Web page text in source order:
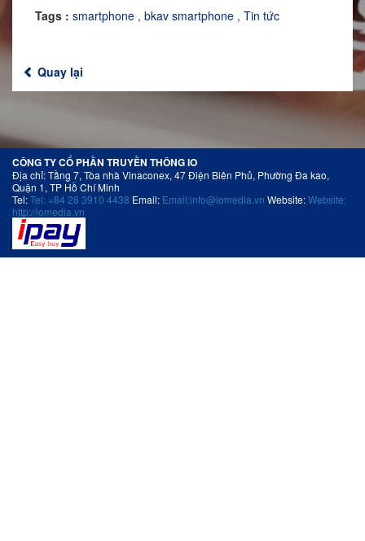
Quay lại
Tags : smartphone , bkav smartphone , Tin tức
CÔNG TY CỔ PHẦN TRUYỀN THÔNG IO
Địa chỉ: Tầng 7, Tòa nhà Vinaconex, 47 Điện Biên Phủ, Phường Đa kao,
Quận 1, TP Hồ Chí Minh
Tel:Tel: +84 28 3910 4438 Email: Email:info@iomedia.vn Website:Website:
http://iomedia.vn